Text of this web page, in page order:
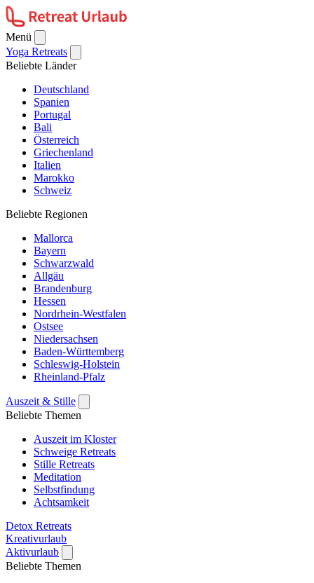
Menü
Yoga Retreats
Beliebte Länder
Deutschland
Spanien
Portugal
Bali
Österreich
Griechenland
Italien
Marokko
Schweiz
Beliebte Regionen
Mallorca
Bayern
Schwarzwald
Allgäu
Brandenburg
Hessen
Nordrhein-Westfalen
Ostsee
Niedersachsen
Baden-Württemberg
Schleswig-Holstein
Rheinland-Pfalz
Auszeit & Stille
Beliebte Themen
Auszeit im Kloster
Schweige Retreats
Stille Retreats
Meditation
Selbstfindung
Achtsamkeit
Detox Retreats
Kreativurlaub
Aktivurlaub
Beliebte Themen